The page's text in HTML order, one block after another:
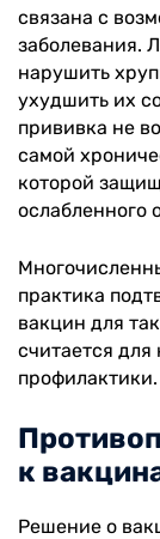
связана с
заболевания.
нарушить
ухудшить их
прививка не
самой
которой
ослабленного
практика
вакцин для
считается
профилактики.
к
Решение о